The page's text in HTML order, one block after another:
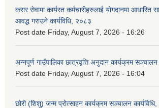
करार सेवामा कार्यरत कर्मचारीहरुलाई योगदानमा आधारित
आवद्ध गराउने कार्यविधि, २०८३
Post date Friday, August 7, 2026 - 16:26
अन्नपूर्ण गाउँपालिका छात्रवृत्ति अनुदान कार्यक्रम सञ्चालन
Post date Friday, August 7, 2026 - 16:04
छोरी (शिशु) जन्म प्रोत्साहन कार्यक्रम सञ्चालन